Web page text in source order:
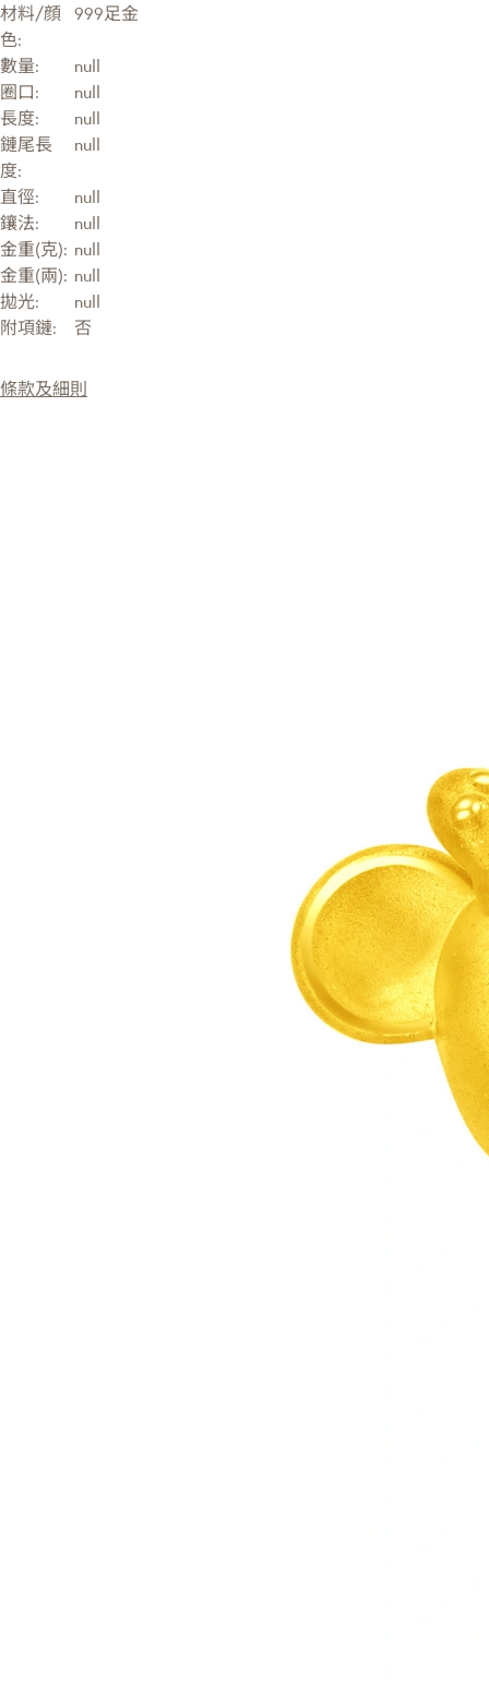
材料/顔
色:
999足金
數量:
null
圈口:
null
長度:
null
鏈尾長
度:
null
直徑:
null
鑲法:
null
金重(克): null
金重(兩): null
拋光:
null
附項鏈:
否
條款及細則